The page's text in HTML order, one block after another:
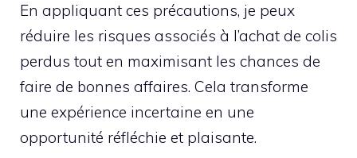
En appliquant ces précautions, je peux
réduire les risques associés à l’achat de colis
perdus tout en maximisant les chances de
faire de bonnes affaires. Cela transforme
une expérience incertaine en une
opportunité réfléchie et plaisante.